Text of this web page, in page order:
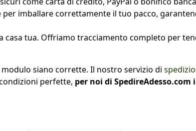
imballare correttamente il tuo pacco,
casa tua. Offriamo tracciamento completo per
siano corrette. Il nostro servizio di
perfette, per noi di